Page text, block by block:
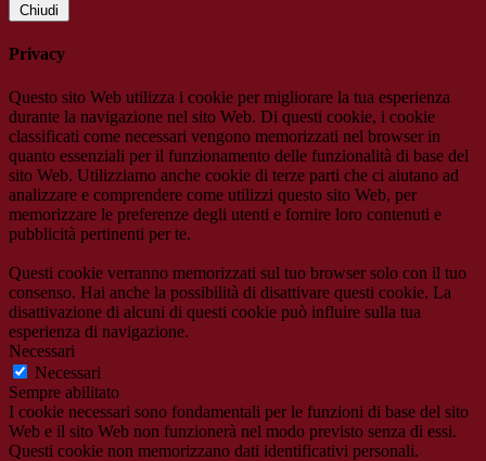
Chiudi
Privacy
Questo sito Web utilizza i cookie per migliorare la tua esperienza
durante la navigazione nel sito Web. Di questi cookie, i cookie
classificati come necessari vengono memorizzati nel browser in
quanto essenziali per il funzionamento delle funzionalità di base del
sito Web. Utilizziamo anche cookie di terze parti che ci aiutano ad
analizzare e comprendere come utilizzi questo sito Web, per
memorizzare le preferenze degli utenti e fornire loro contenuti e
pubblicità pertinenti per te.
Questi cookie verranno memorizzati sul tuo browser solo con il tuo
consenso. Hai anche la possibilità di disattivare questi cookie. La
disattivazione di alcuni di questi cookie può influire sulla tua
esperienza di navigazione.
Necessari
Necessari
Sempre abilitato
I cookie necessari sono fondamentali per le funzioni di base del sito
Web e il sito Web non funzionerà nel modo previsto senza di essi.
Questi cookie non memorizzano dati identificativi personali.